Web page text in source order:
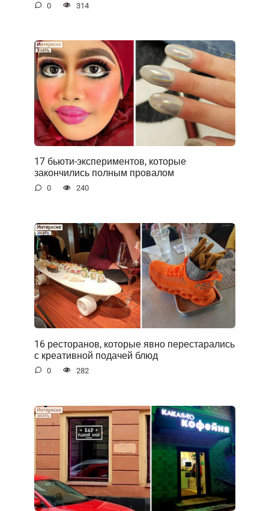
0 314
17 бьюти-экспериментов, которые
закончились полным провалом
0 240
16 ресторанов, которые явно перестарались
с креативной подачей блюд
0 282